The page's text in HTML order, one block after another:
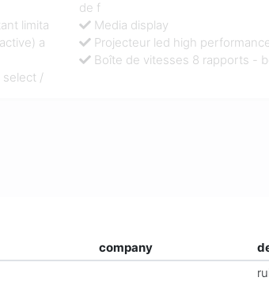
de f
limita
a
Media display
Projecteur led high
select /
Boîte de vitesses 8 rapports -
company